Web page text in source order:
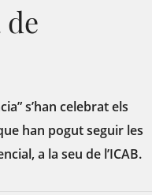
de
s’han celebrat els
han pogut seguir les
a la seu de l’ICAB.